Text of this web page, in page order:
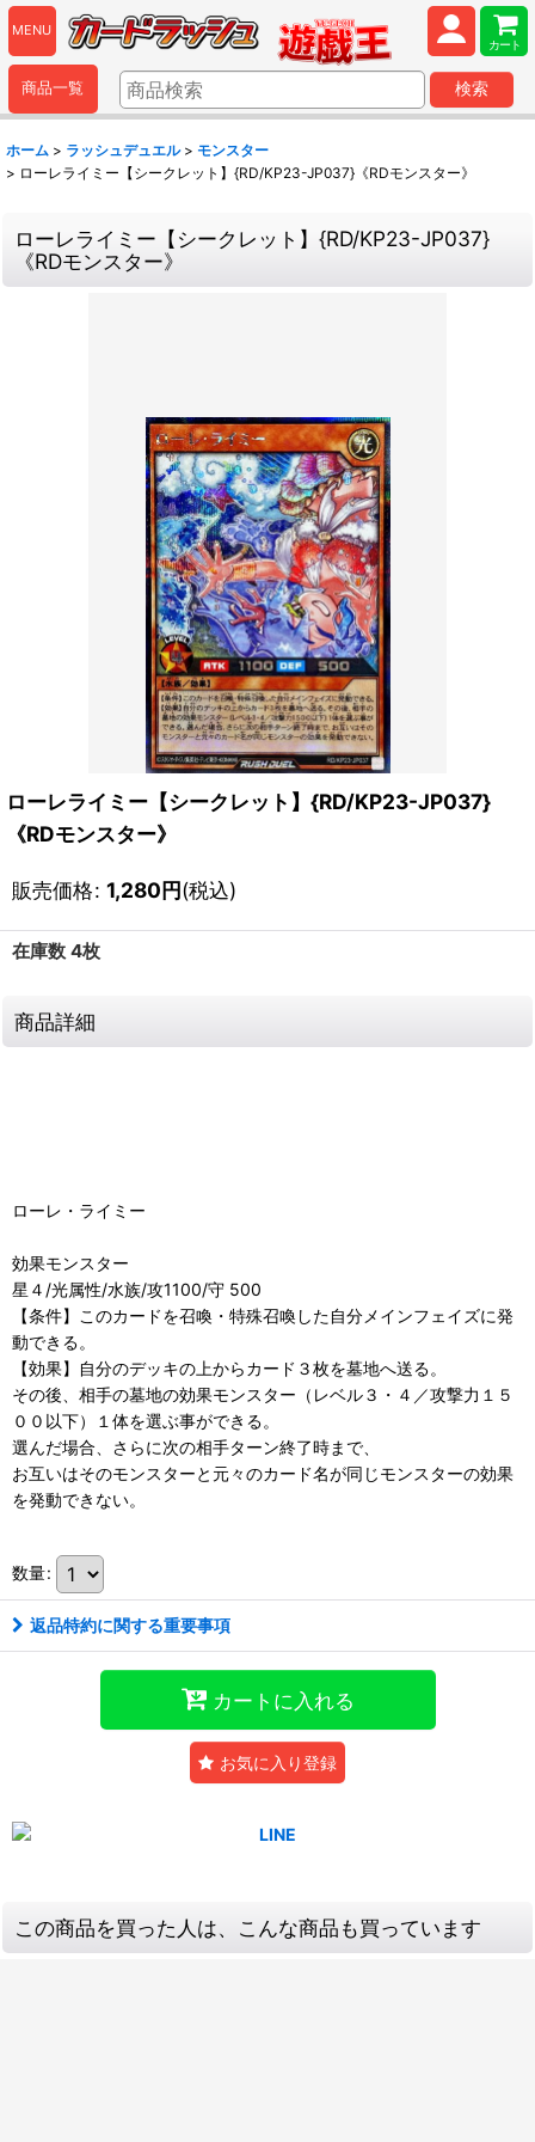
MENU
カート
商品一覧 検索
ホーム > ラッシュデュエル > モンスター
> ローレライミー【シークレット】{RD/KP23-JP037}《RDモンスター》
ローレライミー【シークレット】{RD/KP23-JP037}
《RDモンスター》
ローレライミー【シークレット】{RD/KP23-JP037}
《RDモンスター》
販売価格: 1,280円(税込)
在庫数 4枚
商品詳細
ローレ・ライミー
効果モンスター
星４/光属性/水族/攻1100/守 500
【条件】このカードを召喚・特殊召喚した自分メインフェイズに発
動できる。
【効果】自分のデッキの上からカード３枚を墓地へ送る。
その後、相手の墓地の効果モンスター（レベル３・４／攻撃力１５
００以下）１体を選ぶ事ができる。
選んだ場合、さらに次の相手ターン終了時まで、
お互いはそのモンスターと元々のカード名が同じモンスターの効果
を発動できない。
数量:
返品特約に関する重要事項
カートに入れる
お気に入り登録
この商品を買った人は、こんな商品も買っています